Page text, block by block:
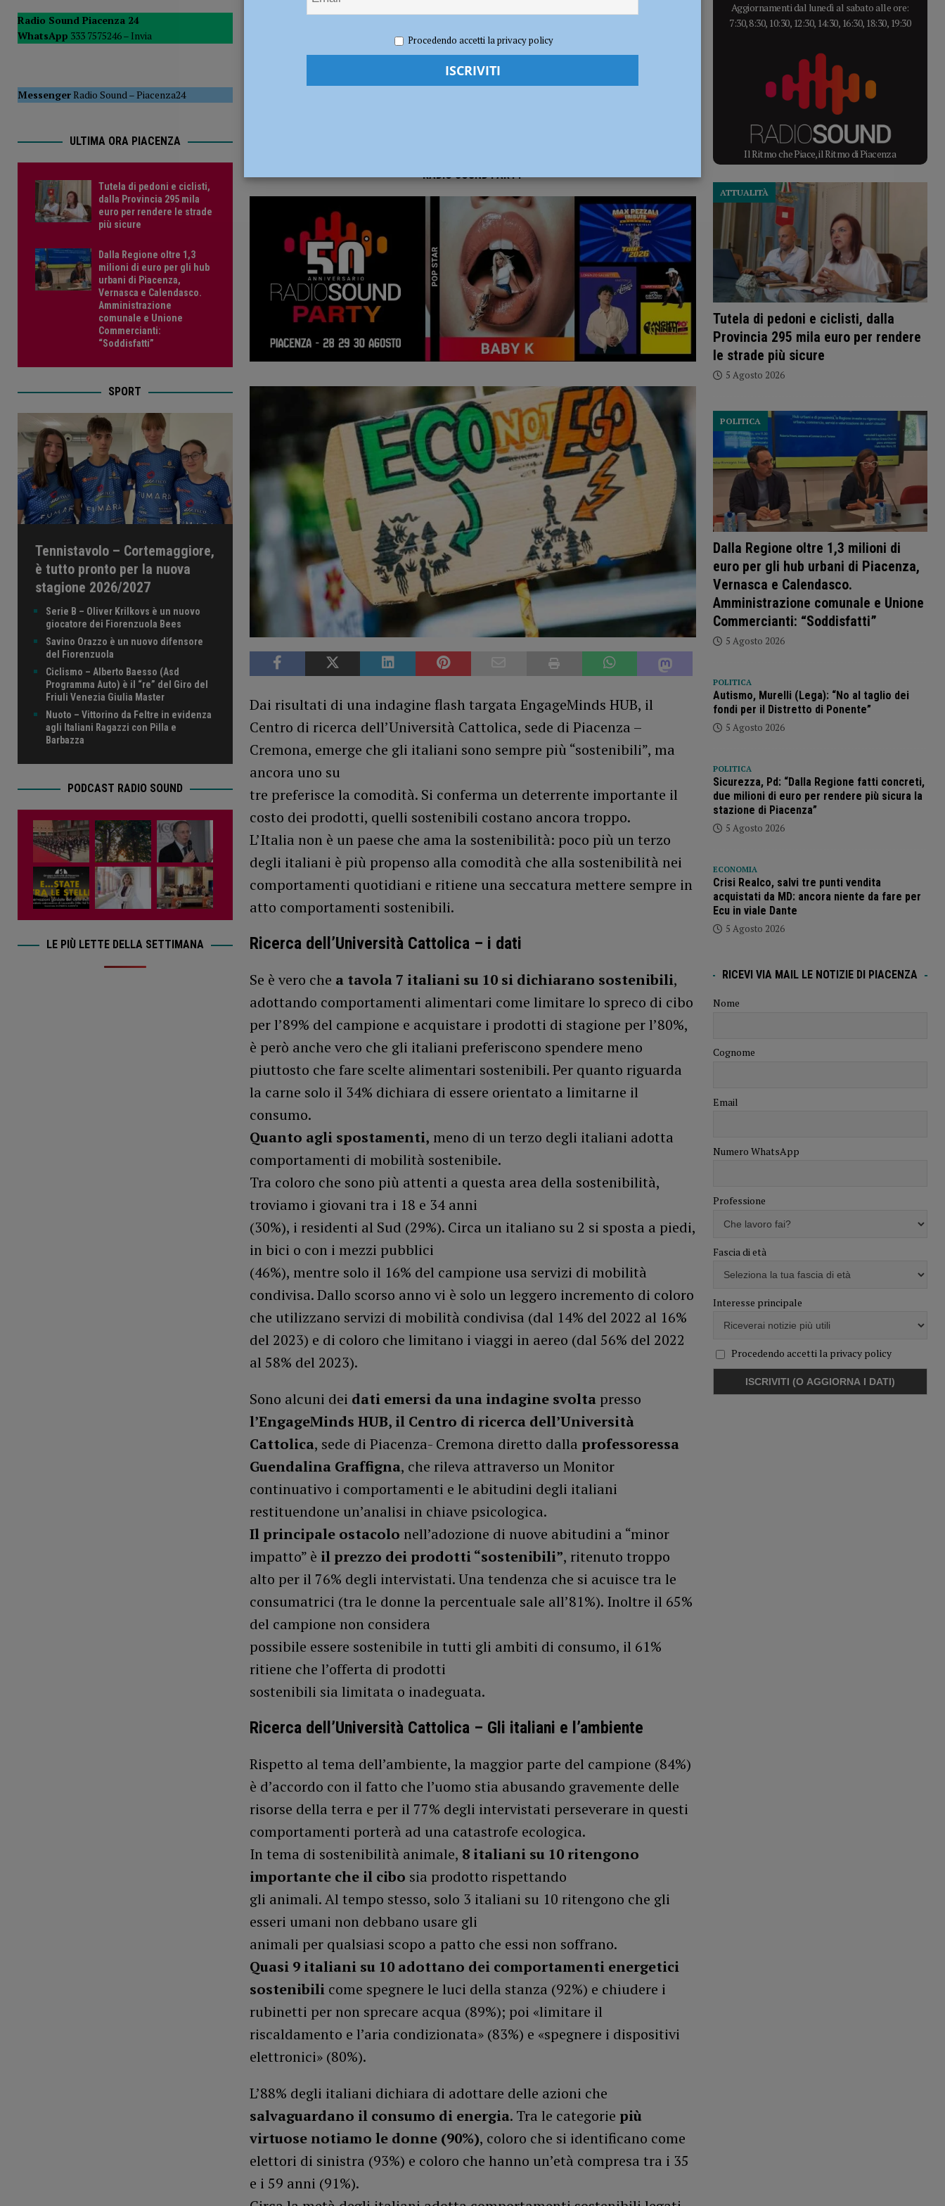
POLITICA
[ 5 Agosto 2026 ] Caldo estremo e asili nido, Tagliaferri (FdI): “Verificare subito la situazione nella provincia di Piacenza”
RADIO SOUND PARTY
Dai risultati di una indagine flash targata EngageMinds HUB, il
Centro di ricerca dell’Università Cattolica, sede di Piacenza –
Cremona, emerge che gli italiani sono sempre più “sostenibili”, ma
ancora uno su
tre preferisce la comodità. Si conferma un deterrente importante il
costo dei prodotti, quelli sostenibili costano ancora troppo.
L’Italia non è un paese che ama la sostenibilità: poco più un terzo
degli italiani è più propenso alla comodità che alla sostenibilità nei
comportamenti quotidiani e ritiene una seccatura mettere sempre in
atto comportamenti sostenibili.
Ricerca dell’Università Cattolica – i dati
Se è vero che a tavola 7 italiani su 10 si dichiarano sostenibili,
adottando comportamenti alimentari come limitare lo spreco di cibo
per l’89% del campione e acquistare i prodotti di stagione per l’80%,
è però anche vero che gli italiani preferiscono spendere meno
piuttosto che fare scelte alimentari sostenibili. Per quanto riguarda
la carne solo il 34% dichiara di essere orientato a limitarne il
consumo.
Quanto agli spostamenti, meno di un terzo degli italiani adotta
comportamenti di mobilità sostenibile.
Tra coloro che sono più attenti a questa area della sostenibilità,
troviamo i giovani tra i 18 e 34 anni
(30%), i residenti al Sud (29%). Circa un italiano su 2 si sposta a piedi,
in bici o con i mezzi pubblici
(46%), mentre solo il 16% del campione usa servizi di mobilità
condivisa. Dallo scorso anno vi è solo un leggero incremento di coloro
che utilizzano servizi di mobilità condivisa (dal 14% del 2022 al 16%
del 2023) e di coloro che limitano i viaggi in aereo (dal 56% del 2022
al 58% del 2023).
Sono alcuni dei dati emersi da una indagine svoltapresso
l’EngageMinds HUB, il Centro di ricerca dell’Università
Cattolica, sede di Piacenza- Cremona diretto dalla professoressa
Guendalina Graffigna, che rileva attraverso un Monitor
continuativo i comportamenti e le abitudini degli italiani
restituendone un’analisi in chiave psicologica.
Il principale ostacolo nell’adozione di nuove abitudini a “minor
impatto” è il prezzo dei prodotti “sostenibili”, ritenuto troppo
alto per il 76% degli intervistati. Una tendenza che si acuisce tra le
consumatrici (tra le donne la percentuale sale all’81%). Inoltre il 65%
del campione non considera
possibile essere sostenibile in tutti gli ambiti di consumo, il 61%
ritiene che l’offerta di prodotti
sostenibili sia limitata o inadeguata.
Ricerca dell’Università Cattolica – Gli italiani e l’ambiente
Rispetto al tema dell’ambiente, la maggior parte del campione (84%)
è d’accordo con il fatto che l’uomo stia abusando gravemente delle
risorse della terra e per il 77% degli intervistati perseverare in questi
comportamenti porterà ad una catastrofe ecologica.
In tema di sostenibilità animale, 8 italiani su 10 ritengono
importante che il cibo sia prodotto rispettando
gli animali. Al tempo stesso, solo 3 italiani su 10 ritengono che gli
esseri umani non debbano usare gli
animali per qualsiasi scopo a patto che essi non soffrano.
Quasi 9 italiani su 10 adottano dei comportamenti energetici
sostenibilicome spegnere le luci della stanza (92%) e chiudere i
rubinetti per non sprecare acqua (89%); poi «limitare il
riscaldamento e l’aria condizionata» (83%) e «spegnere i dispositivi
elettronici» (80%).
L’88% degli italiani dichiara di adottare delle azioni che
salvaguardano il consumo di energia. Tra le categorie più
virtuose notiamo le donne (90%), coloro che si identificano come
elettori di sinistra (93%) e coloro che hanno un’età compresa tra i 35
e i 59 anni (91%).
Radio Sound Piacenza 24
WhatsApp 333 7575246 – Invia
MessengerRadio Sound–Piacenza24
ULTIMA ORA PIACENZA
Tutela di pedoni e ciclisti,
dalla Provincia 295 mila
euro per rendere le strade
più sicure
Dalla Regione oltre 1,3
milioni di euro per gli hub
urbani di Piacenza,
Vernasca e Calendasco.
Amministrazione
comunale e Unione
Commercianti:
“Soddisfatti”
SPORT
Tennistavolo – Cortemaggiore,
è tutto pronto per la nuova
stagione 2026/2027
Serie B – Oliver Krilkovs è un nuovo
giocatore dei Fiorenzuola Bees
Savino Orazzo è un nuovo difensore
del Fiorenzuola
Ciclismo – Alberto Baesso (Asd
Programma Auto) è il “re” del Giro del
Friuli Venezia Giulia Master
Nuoto – Vittorino da Feltre in evidenza
agli Italiani Ragazzi con Pilla e
Barbazza
PODCAST RADIO SOUND
LE PIÙ LETTE DELLA SETTIMANA
Aggiornamenti dal lunedì al sabato alle ore:
7:30, 8:30, 10:30, 12:30, 14:30, 16:30, 18:30, 19:30
Il Ritmo che Piace, il Ritmo di Piacenza
Tutela di pedoni e ciclisti, dalla
Provincia 295 mila euro per rendere
le strade più sicure
ATTUALITÀ
5 Agosto 2026
Dalla Regione oltre 1,3 milioni di
euro per gli hub urbani di Piacenza,
Vernasca e Calendasco.
Amministrazione comunale e Unione
Commercianti: “Soddisfatti”
POLITICA
5 Agosto 2026
POLITICA
Autismo, Murelli (Lega): “No al taglio dei
fondi per il Distretto di Ponente”
5 Agosto 2026
POLITICA
Sicurezza, Pd: “Dalla Regione fatti concreti,
due milioni di euro per rendere più sicura la
stazione di Piacenza”
5 Agosto 2026
ECONOMIA
Crisi Realco, salvi tre punti vendita
acquistati da MD: ancora niente da fare per
Ecu in viale Dante
5 Agosto 2026
RICEVI VIA MAIL LE NOTIZIE DI PIACENZA
Nome
Cognome
Email
Numero WhatsApp
Professione
Fascia di età
Interesse principale
Procedendo accetti la privacy policy
Procedendo accetti la privacy policy